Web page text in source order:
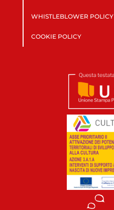
WHISTLEBLOWER POLICY
COOKIE POLICY